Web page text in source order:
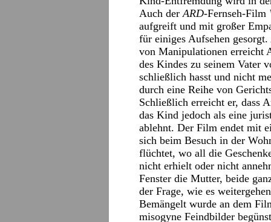
Auch derARD-Fernseh-Film
aufgreift und mit großer
für einiges Aufsehen
von Manipulationen erreicht
des Kindes zu seinem Vater
schließlich hasst und nicht
durch eine Reihe von
Schließlich erreicht er, dass
das Kind jedoch als eine
ablehnt. Der Film endet mit
sich beim Besuch in der
flüchtet, wo all die
nicht erhielt oder nicht
Fenster die Mutter, beide
der Frage, wie es
Bemängelt wurde an dem
misogyne Feindbilder